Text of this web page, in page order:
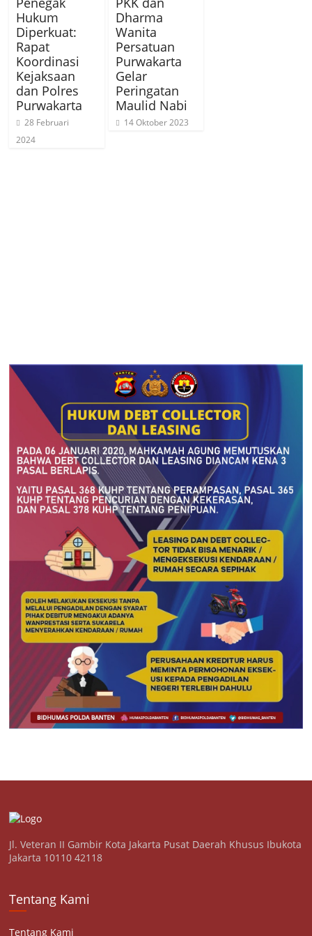
Hukum
Diperkuat:
Rapat
Koordinasi
Kejaksaan
dan Polres
Purwakarta
28 Februari
2024
Dharma
Wanita
Persatuan
Purwakarta
Gelar
Peringatan
Maulid Nabi
14 Oktober 2023
Jl. Veteran II Gambir Kota Jakarta Pusat Daerah Khusus Ibukota
Jakarta 10110 42118
Tentang Kami
Tentang Kami